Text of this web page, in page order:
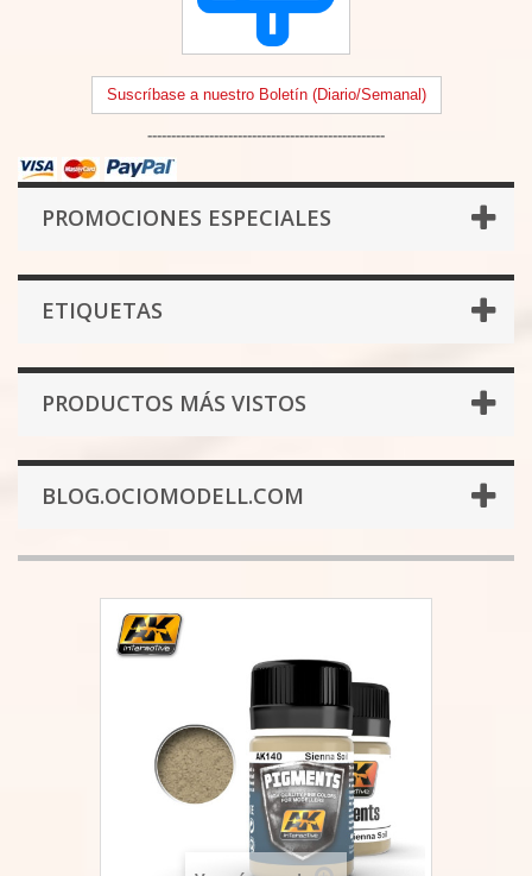
Suscríbase a nuestro Boletín (Diario/Semanal)
--------------------------------------------------
PROMOCIONES ESPECIALES
ETIQUETAS
PRODUCTOS MÁS VISTOS
BLOG.OCIOMODELL.COM